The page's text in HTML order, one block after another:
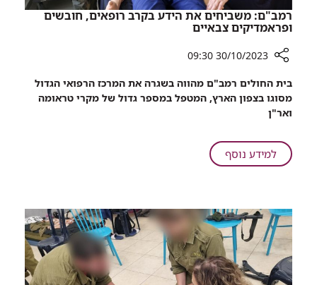
רמב"ם: משביחים את הידע בקרב רופאים, חובשים
ופראמדיקים צבאיים
שיתוף
רמב"ם:
משביחים
הידע
בקרב
ופראמדיקים
צבאיים
30/10/2023 09:30
בית החולים רמב"ם מהווה בשגרה את המרכז הרפואי הגדול
מסוגו בצפון הארץ, המטפל במספר גדול של מקרי טראומה
ואר"ן
למידע נוסףעל
רמב"ם:
הידע
בקרב
רופאים,
חובשים
ופראמדיקים